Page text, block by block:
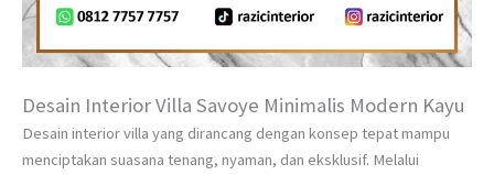
Desain Interior Villa Savoye Minimalis Modern Kayu
Desain interior villa yang dirancang dengan konsep tepat mampu
menciptakan suasana tenang, nyaman, dan eksklusif. Melalui